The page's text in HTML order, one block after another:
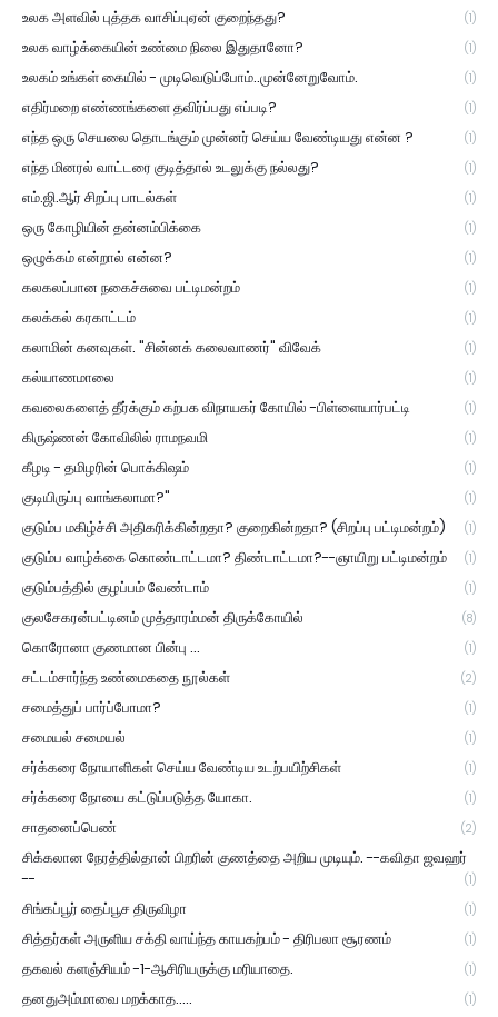
உலக அளவில் புத்தக வாசிப்புஏன் குறைந்தது? (1)
உலக வாழ்க்கையின் உண்மை நிலை இதுதானோ? (1)
உலகம் உங்கள் கையில் - முடிவெடுப்போம்..முன்னேறுவோம். (1)
எதிர்மறை எண்ணங்களை தவிர்ப்பது எப்படி? (1)
எந்த ஒரு செயலை தொடங்கும் முன்னர் செய்ய வேண்டியது என்ன ? (1)
எந்த மினரல் வாட்டரை குடித்தால் உடலுக்கு நல்லது? (1)
எம்.ஜி.ஆர் சிறப்பு பாடல்கள் (1)
ஒரு கோழியின் தன்னம்பிக்கை (1)
ஒழுக்கம் என்றால் என்ன? (1)
கலகலப்பான நகைச்சுவை பட்டிமன்றம் (1)
கலக்கல் கரகாட்டம் (1)
கலாமின் கனவுகள். "சின்னக் கலைவாணர்" விவேக் (1)
கல்யாணமாலை (1)
கவலைகளைத் தீர்க்கும் கற்பக விநாயகர் கோயில் -பிள்ளையார்பட்டி (1)
கிருஷ்ணன் கோவிலில் ராமநவமி (1)
கீழடி - தமிழரின் பொக்கிஷம் (1)
குடியிருப்பு வாங்கலாமா?" (1)
குடும்ப மகிழ்ச்சி அதிகரிக்கின்றதா? குறைகின்றதா? (சிறப்பு பட்டிமன்றம்) (1)
குடும்ப வாழ்க்கை கொண்டாட்டமா? திண்டாட்டமா?--ஞாயிறு பட்டிமன்றம் (1)
குடும்பத்தில் குழப்பம் வேண்டாம் (1)
குலசேகரன்பட்டினம் முத்தாரம்மன் திருக்கோயில் (8)
கொரோனா குணமான பின்பு ... (1)
சட்டம்சார்ந்த உண்மைகதை நூல்கள் (2)
சமைத்துப் பார்ப்போமா? (1)
சமையல் சமையல் (1)
சர்க்கரை நோயாளிகள் செய்ய வேண்டிய உடற்பயிற்சிகள் (1)
சர்க்கரை நோயை கட்டுப்படுத்த யோகா. (1)
சாதனைப்பெண் (2)
சிக்கலான நேரத்தில்தான் பிறரின் குணத்தை அறிய முடியும். --கவிதா ஜவஹர்
--
(1)
சிங்கப்பூர் தைப்பூச திருவிழா (1)
சித்தர்கள் அருளிய சக்தி வாய்ந்த காயகற்பம் - திரிபலா சூரணம் (1)
தகவல் களஞ்சியம் -1-ஆசிரியருக்கு மரியாதை. (1)
தனதுஅம்மாவை மறக்காத..... (1)